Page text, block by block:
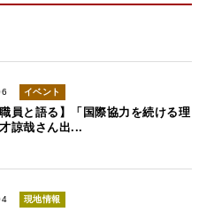
イベント
職員と語る】「国際協力を続ける理
諒哉さん出...
現地情報